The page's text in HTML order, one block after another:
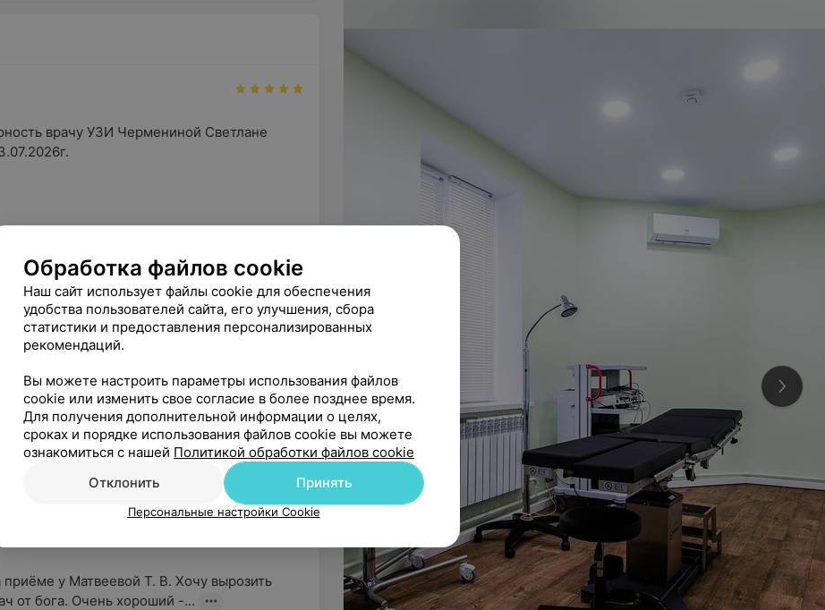
врачу УЗИ Чермениной Светлане
оставленный отзыв и добрые слова в адрес
нашего медицинского ...
Романовой , более чуткого врача не
лор-врач
оставленный отзыв и  добрые слова в адрес
нашего медицинского центра! ...
у Матвеевой Т. В. Хочу вырозить
от бога. Очень хороший -...
Обработка файлов cookie
Наш сайт использует файлы cookie для обеспечения
удобства пользователей сайта, его улучшения, сбора
статистики и предоставления персонализированных
рекомендаций.
Вы можете настроить параметры использования файлов
cookie или изменить свое согласие в более позднее время.
Для получения дополнительной информации о целях,
сроках и порядке использования файлов cookie вы можете
ознакомиться с нашей Политикой обработки файлов cookie
Отклонить
Принять
Персональные настройки Cookie